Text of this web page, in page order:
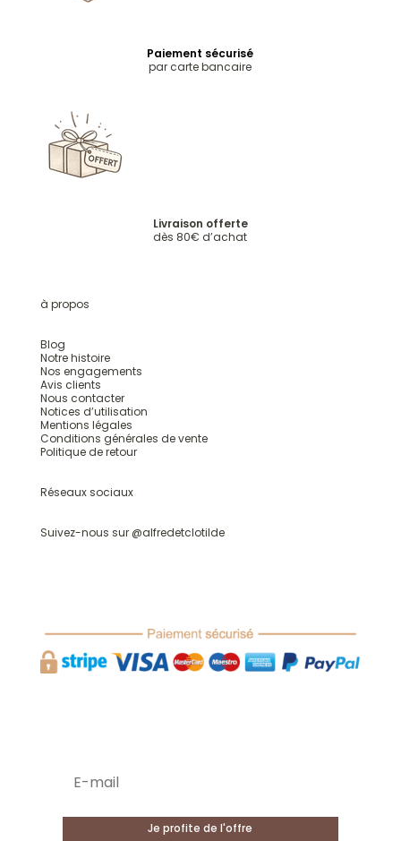
Paiement sécurisé
par carte bancaire
Livraison offerte
dès 80€ d’achat
à propos
Blog
Notre histoire
Nos engagements
Avis clients
Nous contacter
Notices d’utilisation
Mentions légales
Conditions générales de vente
Politique de retour
Réseaux sociaux
Suivez-nous sur @alfredetclotilde
Je profite de l'offre